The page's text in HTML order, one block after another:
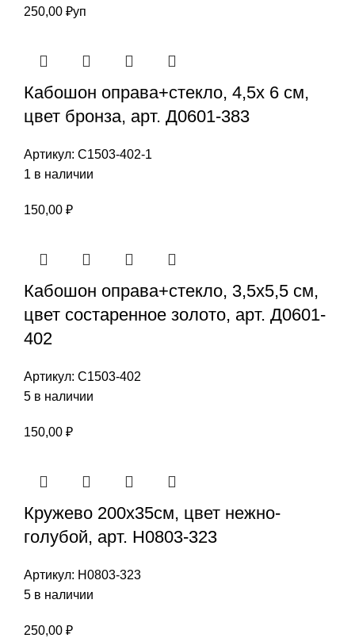
250,00 ₽уп
Кабошон оправа+стекло, 4,5х 6 см,
цвет бронза, арт. Д0601-383
Артикул: С1503-402-1
1 в наличии
150,00 ₽
Кабошон оправа+стекло, 3,5х5,5 см,
цвет состаренное золото, арт. Д0601-
402
Артикул: С1503-402
5 в наличии
150,00 ₽
Кружево 200х35см, цвет нежно-
голубой, арт. Н0803-323
Артикул: Н0803-323
5 в наличии
250,00 ₽